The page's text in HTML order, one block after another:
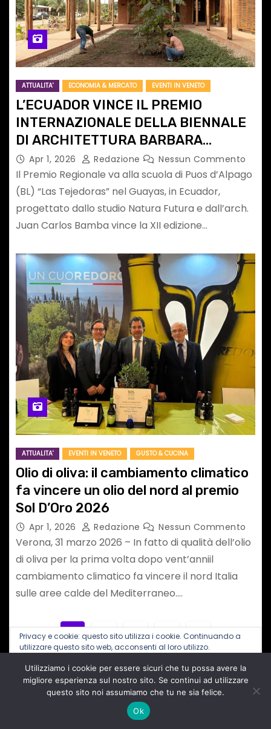
ATTUALITA' ECONOMIA & MERCATO EVENTI IN VENETO
L’ECUADOR VINCE IL PREMIO
INTERNAZIONALE DELLA BIENNALE
DI ARCHITETTURA BARBARA
CAPPOCHIN
Apr 1, 2026 Redazione Nessun Commento
Il Premio Regionale va alla scuola di Puos d’Alpago
(BL) “Las Tejedoras” nel Guayas, in Ecuador,
progettato dallo studio Natura Futura e dall’arch.
Juan Carlos Bamba vince la XII edizione…
ATTUALITA' EVENTI IN VENETO GUSTO & CUCINA
Olio di oliva: il cambiamento climatico
fa vincere un olio del nord al premio
Sol D’Oro 2026
Apr 1, 2026 Redazione Nessun Commento
Verona, 31 marzo 2026 – In fatto di qualità dell’olio
di oliva per la prima volta dopo vent’anniil
cambiamento climatico fa vincere il nord Italia
sulle aree calde del Mediterraneo.…
P
a
g
1 2 … 29
Seguici sui SOCIAL
Utilizziamo i cookie per essere sicuri che tu possa avere la
migliore esperienza sul nostro sito. Se continui ad utilizzare
questo sito noi assumiamo che tu ne sia felice.
Ok
Privacy e cookie: questo sito utilizza i cookie. Continuando a
utilizzare questo sito web, acconsenti al loro utilizzo.
Per ulteriori informazioni, anche sul controllo dei cookie, leggi
qui:Informativa sui cookie